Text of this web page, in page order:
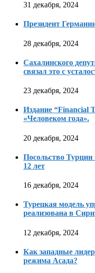
31 декабря, 2024
Президент
28 декабря, 2024
Сахалинского
связал это с
23 декабря, 2024
Издание “Financial
«Человеком года».
20 декабря, 2024
Посольство
12 лет
16 декабря, 2024
Турецкая модель
реализована в
12 декабря, 2024
Как западные
режима Асада?